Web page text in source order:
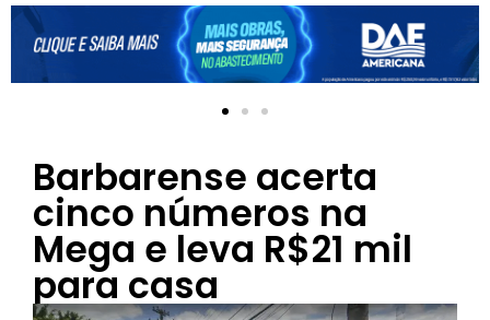
Barbarense acerta
cinco números na
Mega e leva R$21 mil
para casa